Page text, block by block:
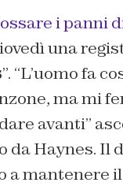
i panni
una
”. “L’uomo fa
ma mi
avanti”
Haynes. Il
mantenere